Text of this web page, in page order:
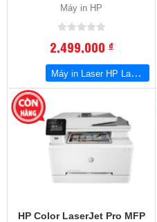
Máy in HP
2,499,000đ
Máy in Laser HP LaserJet 107A (4ZB77A)
HP Color LaserJet Pro MFP